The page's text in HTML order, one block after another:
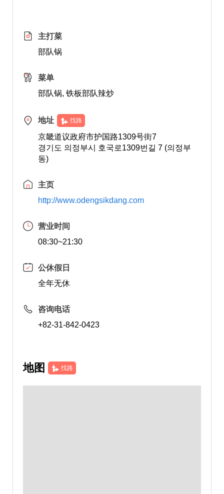
主打菜
部队锅
菜单
部队锅, 铁板部队辣炒
地址 找路
京畿道议政府市护国路1309号街7
경기도 의정부시 호국로1309번길 7 (의정부
동)
主页
http://www.odengsikdang.com
营业时间
08:30~21:30
公休假日
全年无休
咨询电话
+82-31-842-0423
地图 找路